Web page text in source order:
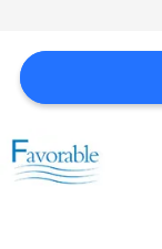
জন্য
আবেদন
সাইট